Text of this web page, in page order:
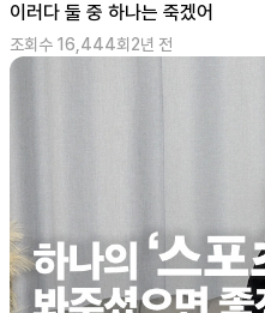
이러다 둘 중 하나는 죽겠어
조회수 16,444회 2년 전